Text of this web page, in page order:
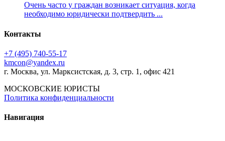
Очень часто у граждан возникает ситуация, когда
необходимо юридически подтвердить ...
Контакты
+7 (495) 740‑55‑17
kmcon@yandex.ru
г. Москва, ул. Марксистская, д. 3, стр. 1, офис 421
МОСКОВСКИЕ ЮРИСТЫ
Политика конфиденциальности
Навигация